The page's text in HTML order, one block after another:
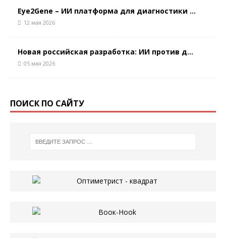
Eye2Gene – ИИ платформа для диагностики ...
12 мая 2026
Новая российская разработка: ИИ против д...
05 мая 2026
ПОИСК ПО САЙТУ